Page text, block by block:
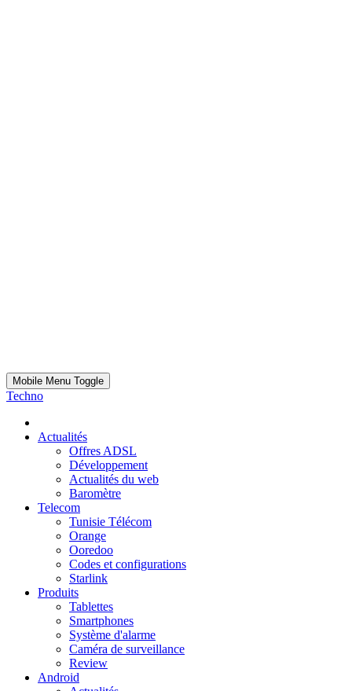
Mobile Menu Toggle
Techno
Actualités
Offres ADSL
Développement
Actualités du web
Baromètre
Telecom
Tunisie Télécom
Orange
Ooredoo
Codes et configurations
Starlink
Produits
Tablettes
Smartphones
Système d'alarme
Caméra de surveillance
Review
Android